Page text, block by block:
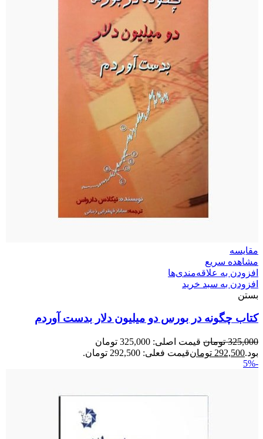
مقایسه
مشاهده سریع
افزودن به علاقه‌مندی‌ها
افزودن به سبد خرید
بستن
کتاب چگونه در بورس دو میلیون دلار بدست آوردم
325,000 تومان
قیمت اصلی: 325,000 تومان
بود.292,500 تومانقیمت فعلی: 292,500 تومان.
-5%